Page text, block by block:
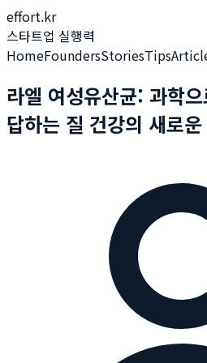
effort.kr
스타트업 실행력
HomeFoundersStoriesTips
라엘 여성유산균: 과학
답하는 질 건강의 새로